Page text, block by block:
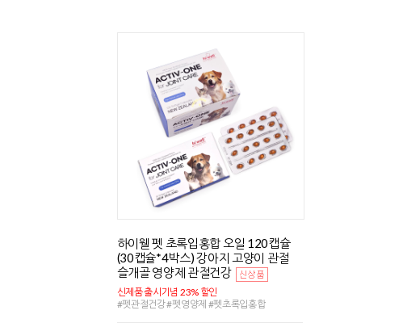
하이웰 펫 초록입홍합 오일 120캡슐
(30캡슐*4박스) 강아지 고양이 관절
슬개골 영양제 관절건강
신제품 출시기념 23% 할인
#펫관절건강 #펫영양제 #펫초록입홍합